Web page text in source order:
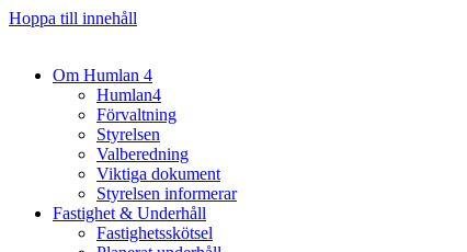
Hoppa till innehåll
Om Humlan 4
Humlan4
Förvaltning
Styrelsen
Valberedning
Viktiga dokument
Styrelsen informerar
Fastighet & Underhåll
Fastighetsskötsel